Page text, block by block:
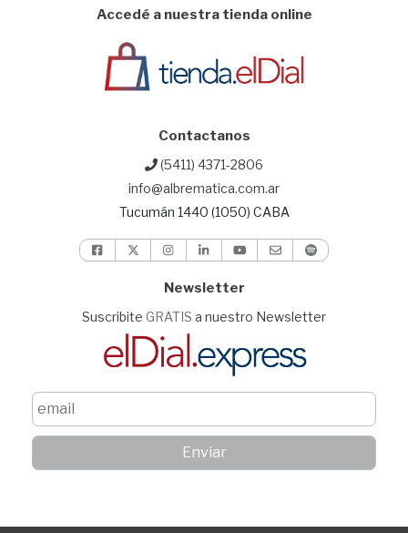
Accedé a nuestra tienda online
Contactanos
(5411) 4371-2806
info@albrematica.com.ar
Tucumán 1440 (1050) CABA
Newsletter
Suscribite GRATIS a nuestro Newsletter